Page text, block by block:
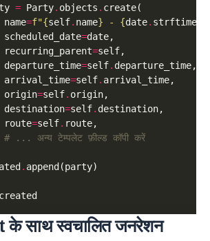
= Party. objects .
name
=f"{self. name} - {date. strftime(
scheduled_date
=
recurring_parent
=
departure_time
=self.
arrival_time
=self.
origin
=self.
destination
=self.
route
=self.
# ... अन्य टेम्पलेट फ़ील्ड कॉपी करें
.
साथ स्वचालित जनरेशन